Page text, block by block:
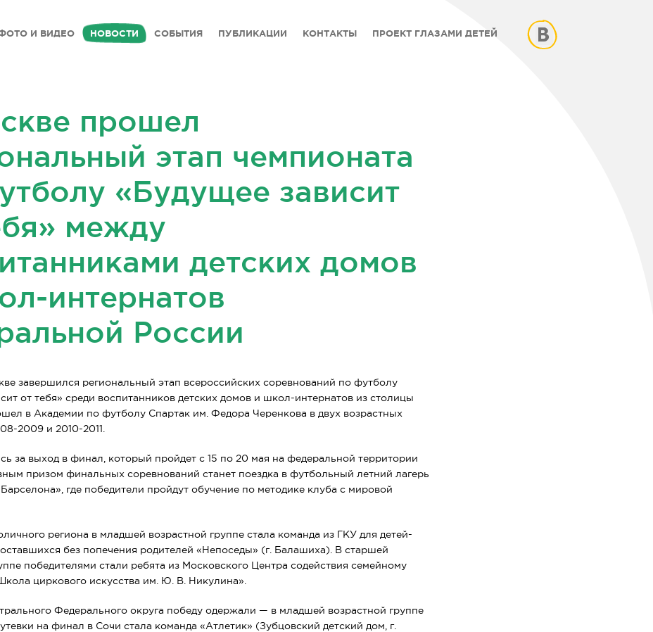
И ВИДЕО НОВОСТИ СОБЫТИЯ ПУБЛИКАЦИИ КОНТАКТЫ ПРОЕКТ ГЛАЗАМИ ДЕТЕЙ
прошел
этап чемпионата
«Будущее зависит
между
детских домов
интернатов
России
завершился региональный этап всероссийских соревнований по футболу
от тебя» среди воспитанников детских домов и школ-интернатов из столицы
в Академии по футболу Спартак им. Федора Черенкова в двух возрастных
2009 и 2010-2011.
за выход в финал, который пройдет с 15 по 20 мая на федеральной территории
призом финальных соревнований станет поездка в футбольный летний лагерь
где победители пройдут обучение по методике клуба с мировой
региона в младшей возрастной группе стала команда из ГКУ для детей-
без попечения родителей «Непоседы» (г. Балашиха). В старшей
победителями стали ребята из Московского Центра содействия семейному
циркового искусства им. Ю. В. Никулина».
Федерального округа победу одержали — в младшей возрастной группе
на финал в Сочи стала команда «Атлетик» (Зубцовский детский дом, г.